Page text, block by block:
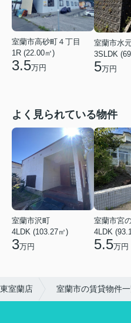
室蘭市高砂町４丁目
1R (22.00㎡)
3.5万円
室蘭市水
3SLDK
5万円
よく見られている物件
室蘭市沢町
4LDK (103.27㎡)
3万円
室蘭市宮
4LDK
5.5万円
室蘭店 室蘭市の賃貸物件